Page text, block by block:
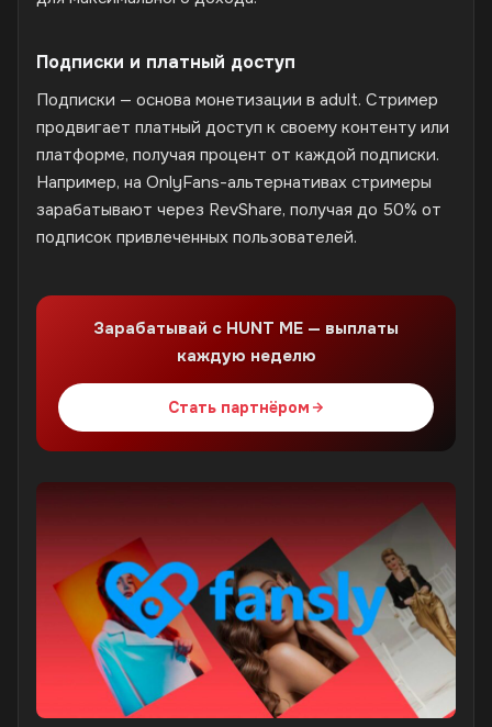
Подписки и платный доступ
Подписки — основа монетизации в adult. Стример
продвигает платный доступ к своему контенту или
платформе, получая процент от каждой подписки.
Например, на OnlyFans-альтернативах стримеры
зарабатывают через RevShare, получая до 50% от
подписок привлеченных пользователей.
Зарабатывай с HUNT ME — выплаты
каждую неделю
Стать партнёром